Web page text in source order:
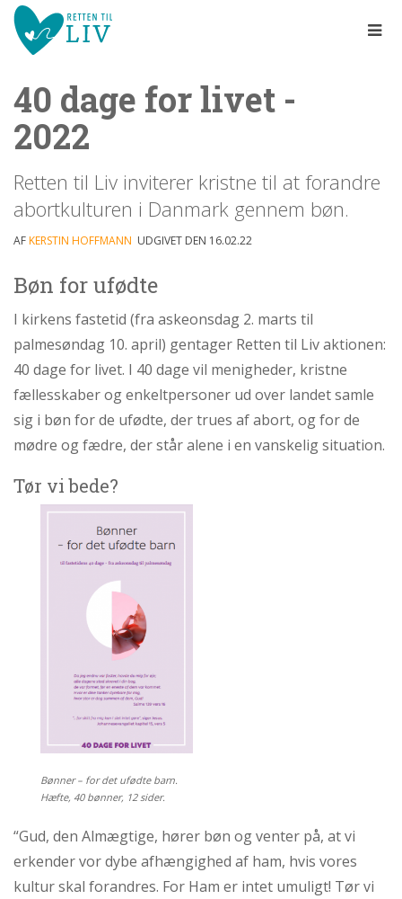
Spring
menu
over
indholdVend
tilbage
forsiden
1.0:
Info
1.3:
Livets
1.4:
og
tro
1.5:
Den
personlige
historie
imod
abort
1.7:
Perspektiver
2.1:Aktioner
2.2:
Tidligere
aktioner
2.3:
Organisation
2.4:
Abortmindelunden
2.5:
Abortlinien
2.6:
Unge
mod
2.7:
Pro
Life
internationalt
40 dage for livet -
2022
Retten til Liv inviterer kristne til at forandre
abortkulturen i Danmark gennem bøn.
AFKERSTIN HOFFMANN UDGIVET DEN 16.02.22
Bøn for ufødte
I kirkens fastetid (fra askeonsdag 2. marts til
palmesøndag 10. april) gentager Retten til Liv aktionen:
40 dage for livet. I 40 dage vil menigheder, kristne
fællesskaber og enkeltpersoner ud over landet samle
sig i bøn for de ufødte, der trues af abort, og for de
mødre og fædre, der står alene i en vanskelig situation.
Tør vi bede?
Bønner – for det ufødte barn.
Hæfte, 40 bønner, 12 sider.
“Gud, den Almægtige, hører bøn og venter på, at vi
erkender vor dybe afhængighed af ham, hvis vores
kultur skal forandres. For Ham er intet umuligt! Tør vi